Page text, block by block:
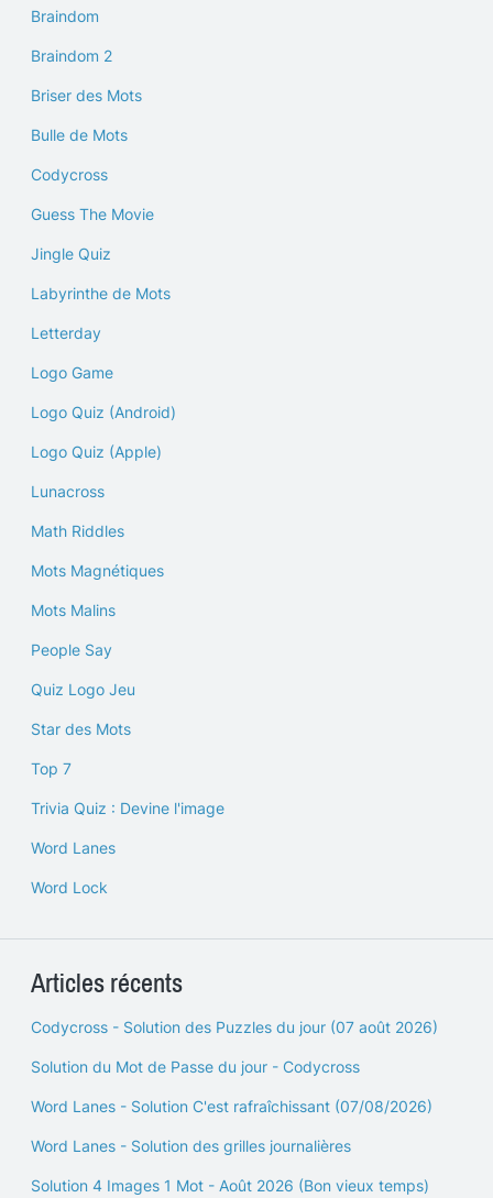
Braindom
Braindom 2
Briser des Mots
Bulle de Mots
Codycross
Guess The Movie
Jingle Quiz
Labyrinthe de Mots
Letterday
Logo Game
Logo Quiz (Android)
Logo Quiz (Apple)
Lunacross
Math Riddles
Mots Magnétiques
Mots Malins
People Say
Quiz Logo Jeu
Star des Mots
Top 7
Trivia Quiz : Devine l'image
Word Lanes
Word Lock
Articles récents
Codycross - Solution des Puzzles du jour (07 août 2026)
Solution du Mot de Passe du jour - Codycross
Word Lanes - Solution C'est rafraîchissant (07/08/2026)
Word Lanes - Solution des grilles journalières
Solution 4 Images 1 Mot - Août 2026 (Bon vieux temps)